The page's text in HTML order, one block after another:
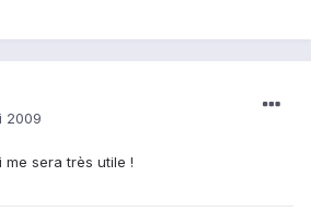
2009
sera très utile !